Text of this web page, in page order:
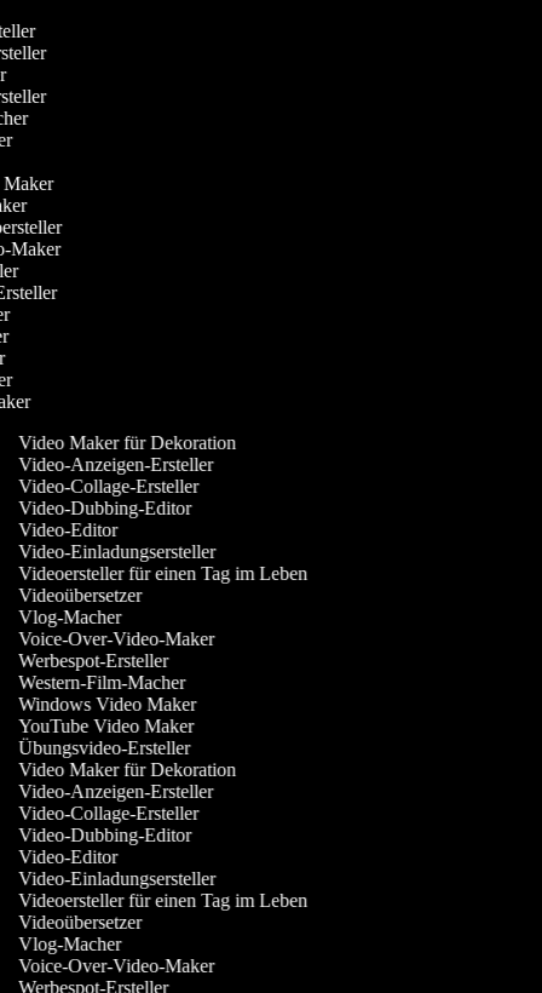
Maker
Maker
Video Maker für Dekoration
Video-Anzeigen-Ersteller
Video-Collage-Ersteller
Video-Dubbing-Editor
Video-Editor
Video-Einladungsersteller
Videoersteller für einen Tag im Leben
Videoübersetzer
Vlog-Macher
Voice-Over-Video-Maker
Werbespot-Ersteller
Western-Film-Macher
Windows Video Maker
YouTube Video Maker
Übungsvideo-Ersteller
Video Maker für Dekoration
Video-Anzeigen-Ersteller
Video-Collage-Ersteller
Video-Dubbing-Editor
Video-Editor
Video-Einladungsersteller
Videoersteller für einen Tag im Leben
Videoübersetzer
Vlog-Macher
Voice-Over-Video-Maker
Werbespot-Ersteller